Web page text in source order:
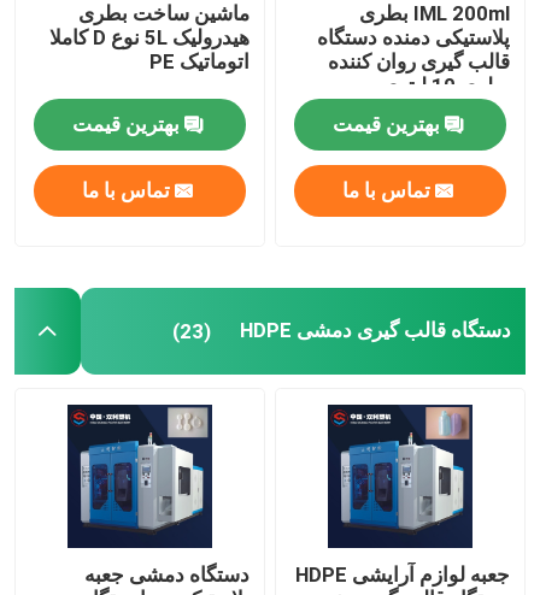
IML 200ml بطری
پلاستیکی دمنده دستگاه
قالب گیری روان کننده
بطری 10 لیتری
بهترین قیمت
تماس با ما
ماشین ساخت بطری
هیدرولیک 5L نوع D کاملا
اتوماتیک PE
بهترین قیمت
تماس با ما
دستگاه قالب گیری دمشی HDPE (23)
جعبه لوازم آرایشی HDPE
دستگاه دمشی جعبه